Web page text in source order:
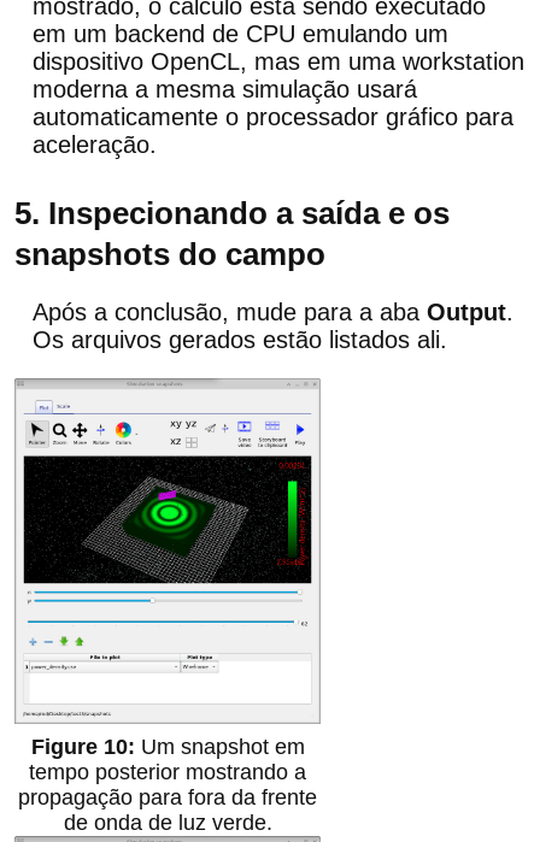
mostrado, o cálculo está sendo executado
em um backend de CPU emulando um
dispositivo OpenCL, mas em uma workstation
moderna a mesma simulação usará
automaticamente o processador gráfico para
aceleração.
5. Inspecionando a saída e os
snapshots do campo
Após a conclusão, mude para a aba Output.
Os arquivos gerados estão listados ali.
Um snapshot em
tempo posterior mostrando a
propagação para fora da frente
de onda de luz verde.